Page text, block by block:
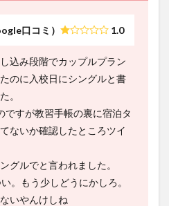
口コミ） 1.0
込み段階でカップルプラン
のに入校日にシングルと書
。
ですが教習手帳の裏に宿泊タ
ないか確認したところツイ
グルでと言われました。
。もう少しどうにかしろ。
いやんけしね